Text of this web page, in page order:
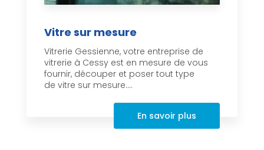
Vitre sur mesure
Vitrerie Gessienne, votre entreprise de
vitrerie à Cessy est en mesure de vous
fournir, découper et poser tout type
de vitre sur mesure....
En savoir plus